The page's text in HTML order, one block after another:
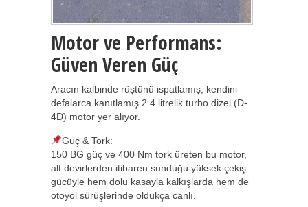
Motor ve Performans:
Güven Veren Güç
Aracın kalbinde rüştünü ispatlamış, kendini
defalarca kanıtlamış 2.4 litrelik turbo dizel (D-
4D) motor yer alıyor.
Güç & Tork:
150 BG güç ve 400 Nm tork üreten bu motor,
alt devirlerden itibaren sunduğu yüksek çekiş
gücüyle hem dolu kasayla kalkışlarda hem de
otoyol sürüşlerinde oldukça canlı.